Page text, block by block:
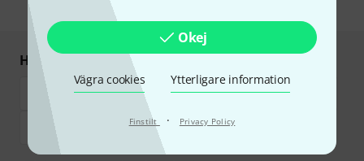
Okej
Vägra cookies Ytterligare information
Finstilt · Privacy Policy
Handla och betala säkert